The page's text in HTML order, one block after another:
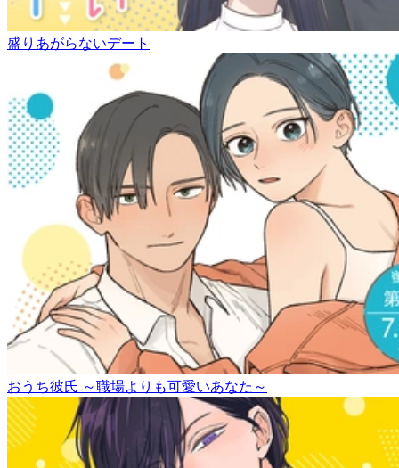
盛りあがらないデート
おうち彼氏 ～職場よりも可愛いあなた～